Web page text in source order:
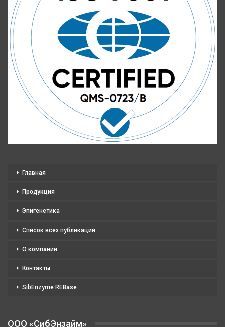
Главная
Продукция
Эпигенетика
Список всех публикаций
О компании
Контакты
SibEnzyme REBase
OOO «СибЭнзайм»